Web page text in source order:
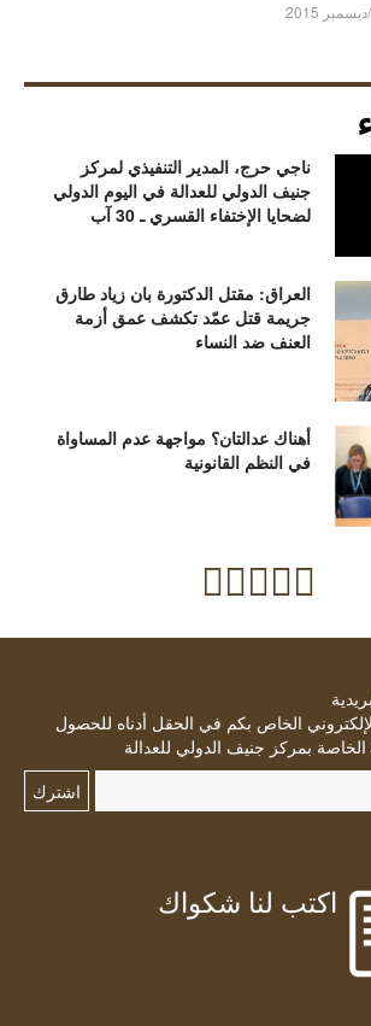
ناجي حرج، المدير التنفيذي لمركز
جنيف الدولي للعدالة في اليوم الدولي
لضحايا الإختفاء القسري ـ 30 آب
العراق: مقتل الدكتورة بان زياد طارق
جريمة قتل عمّد تكشف عمق أزمة
العنف ضد النساء
أهناك عدالتان؟ مواجهة عدم المساواة
في النظم القانونية
الخاص بكم في الحقل أدناه للحصول
الخاصة بمركز جنيف الدولي للعدالة
اشترك
اكتب لنا شكواك